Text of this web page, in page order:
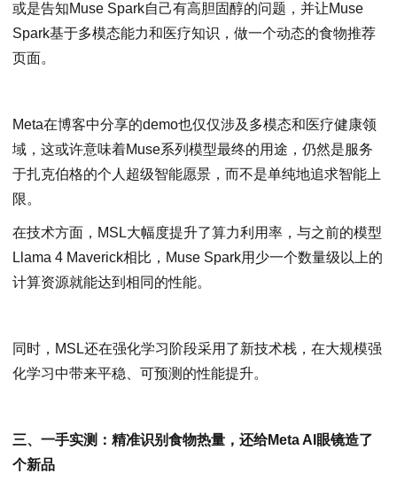
或是告知Muse Spark自己有高胆固醇的问题，并让Muse
Spark基于多模态能力和医疗知识，做一个动态的食物推荐
页面。
Meta在博客中分享的demo也仅仅涉及多模态和医疗健康领
域，这或许意味着Muse系列模型最终的用途，仍然是服务
于扎克伯格的个人超级智能愿景，而不是单纯地追求智能上
限。
在技术方面，MSL大幅度提升了算力利用率，与之前的模型
Llama 4 Maverick相比，Muse Spark用少一个数量级以上的
计算资源就能达到相同的性能。
同时，MSL还在强化学习阶段采用了新技术栈，在大规模强
化学习中带来平稳、可预测的性能提升。
三、一手实测：精准识别食物热量，还给Meta AI眼镜造了
个新品